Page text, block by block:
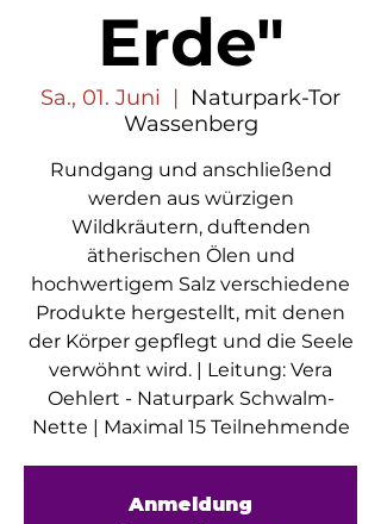
Erde"
Sa., 01. Juni
  |
Naturpark-Tor
Wassenberg
Rundgang und anschließend
werden aus würzigen
Wildkräutern, duftenden
ätherischen Ölen und
hochwertigem Salz verschiedene
Produkte hergestellt, mit denen
der Körper gepflegt und die Seele
verwöhnt wird. | Leitung: Vera
Oehlert - Naturpark Schwalm-
Nette | Maximal 15 Teilnehmende
Anmeldung